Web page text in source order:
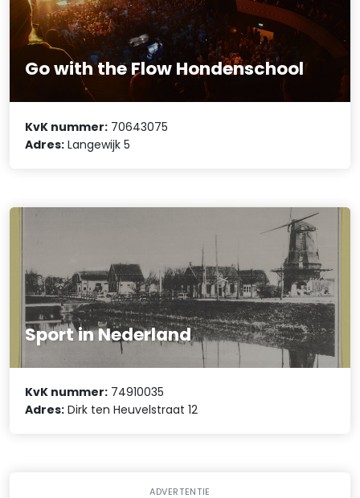
Go with the Flow Hondenschool
KvK nummer: 70643075
Adres: Langewijk 5
Sport in Nederland
KvK nummer: 74910035
Adres: Dirk ten Heuvelstraat 12
ADVERTENTIE